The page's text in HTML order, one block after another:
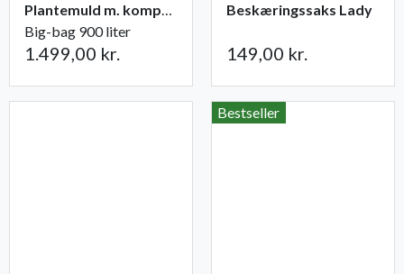
Plantemuld m. kompost fra Champost
Big-bag 900 liter
1.499,00 kr.
Beskæringssaks Lady
149,00 kr.
Bestseller